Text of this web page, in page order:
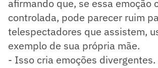
afirmando que, se essa emoção
controlada, pode parecer ruim
telespectadores que assistem,
exemplo de sua própria mãe.
- Isso cria emoções divergentes.